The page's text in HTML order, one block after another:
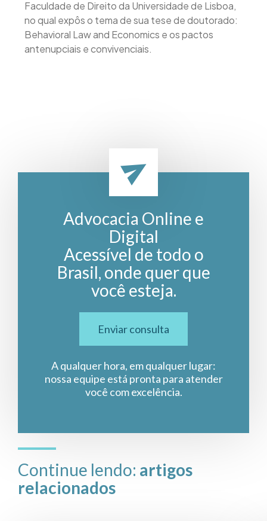
Faculdade de Direito da Universidade de Lisboa,
no qual expôs o tema de sua tese de doutorado:
Behavioral Law and Economics e os pactos
antenupciais e convivenciais.
Advocacia Online e
Digital
Acessível de todo o
Brasil, onde quer que
você esteja.
Enviar consulta
A qualquer hora, em qualquer lugar:
nossa equipe está pronta para atender
você com excelência.
Continue lendo: artigos
relacionados